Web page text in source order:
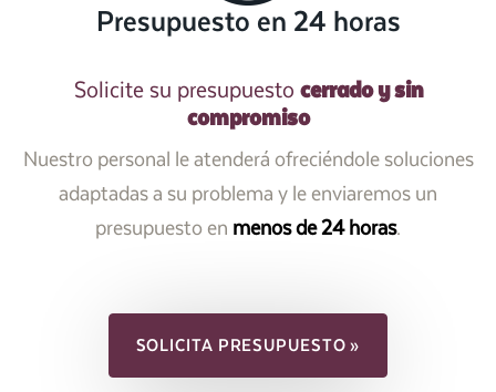
Presupuesto en 24 horas
Solicite su presupuesto cerrado y sin
compromiso
Nuestro personal le atenderá ofreciéndole soluciones
adaptadas a su problema y le enviaremos un
presupuesto en menos de 24 horas.
SOLICITA PRESUPUESTO »